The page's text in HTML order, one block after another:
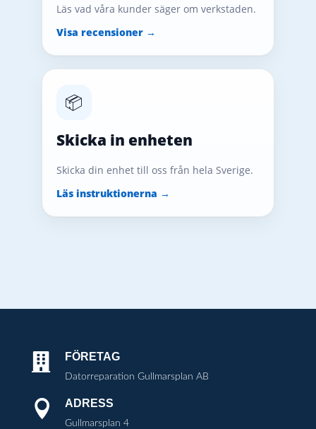
Läs vad våra kunder säger om verkstaden.
Visa recensioner →
📦
Skicka in enheten
Skicka din enhet till oss från hela Sverige.
Läs instruktionerna →
 FÖRETAG
Datorreparation Gullmarsplan AB
 ADRESS
Gullmarsplan 4